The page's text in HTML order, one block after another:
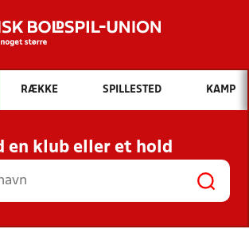
Hvad vil du søge efter?
INDHOLD OG NYHEDER
RESULTATER, KLUBBER OG
HOLD
RÆKKE SPILLESTED KAMP
en klub eller et hold